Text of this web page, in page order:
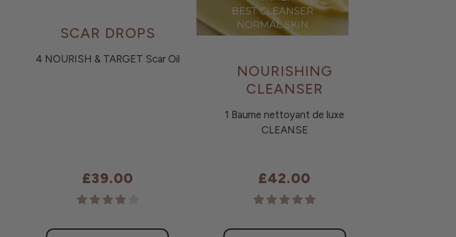
SCAR DROPS
4 NOURISH & TARGET Scar Oil
Prix
habituel
£39.00
NOURISHING
CLEANSER
1 Baume nettoyant de luxe
CLEANSE
£42.00